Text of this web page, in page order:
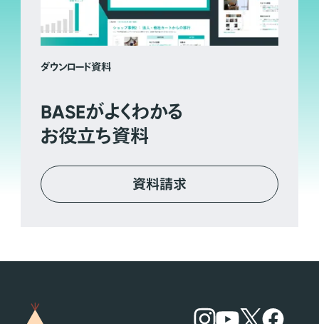
ダウンロード資料
BASEがよくわかる
お役立ち資料
資料請求